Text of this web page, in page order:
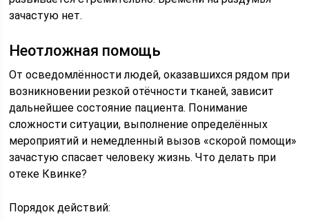
зачастую нет.
Неотложная помощь
От осведомлённости людей, оказавшихся рядом при
возникновении резкой отёчности тканей, зависит
дальнейшее состояние пациента. Понимание
сложности ситуации, выполнение определённых
мероприятий и немедленный вызов «скорой помощи»
зачастую спасает человеку жизнь. Что делать при
отеке Квинке?
Порядок действий: